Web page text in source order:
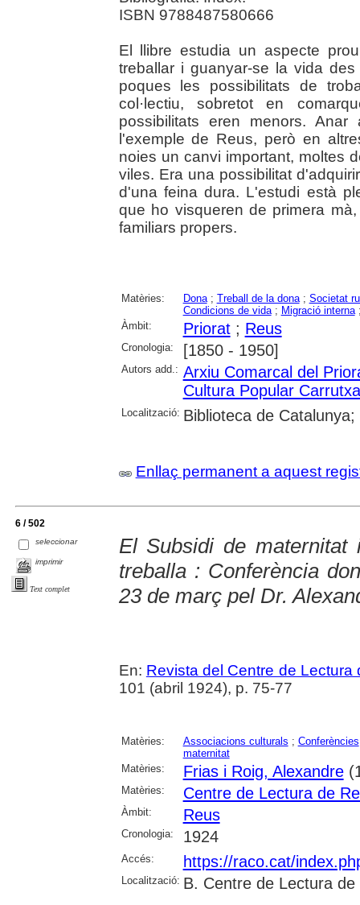
ISBN 9788487580666
El llibre estudia un aspecte
treballar i guanyar-se la vida
poques les possibilitats de
col·lectiu, sobretot en
possibilitats eren menors.
l'exemple de Reus, però en
noies un canvi important, moltes
viles. Era una possibilitat
d'una feina dura. L'estudi està
que ho visqueren de primera
familiars propers.
Matèries: Dona; Treball de la dona; Societat
Condicions de vida; Migració interna
Àmbit:
Priorat; Reus
Cronologia: [1850 - 1950]
Autors add.: Arxiu Comarcal del
Cultura Popular Carrutxa
Localització: Biblioteca de
Enllaç permanent a aquest
6 / 502
seleccionar
imprimir
Text complet
El Subsidi de
treballa : Conferència
23 de març pel Dr.
En: Revista del Centre de Lectura
101 (abril 1924), p. 75-77
Matèries: Associacions culturals ; Conferències
maternitat
Matèries:
Frias i Roig, Alexandre
Matèries: Centre de Lectura de
Àmbit: Reus
Cronologia: 1924
Accés: https://raco.cat/
Localització: B. Centre de Lectura de